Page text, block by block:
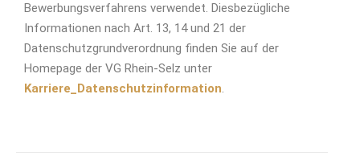
Bewerbungsverfahrens verwendet. Diesbezügliche
Informationen nach Art. 13, 14 und 21 der
Datenschutzgrundverordnung finden Sie auf der
Homepage der VG Rhein-Selz unter
Karriere_Datenschutzinformation.